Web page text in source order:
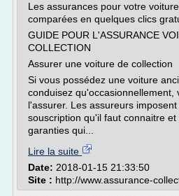
Les assurances pour votre
comparées en quelques clics
GUIDE POUR L'ASSURANCE
COLLECTION
Assurer une voiture de collection
Si vous possédez une voiture
conduisez qu'occasionnellement,
l'assurer. Les assureurs
souscription qu'il faut connaitre
garanties qui...
Lire la suite
Date: 2018-01-15 21:33:50
Site : http://www.assurance-